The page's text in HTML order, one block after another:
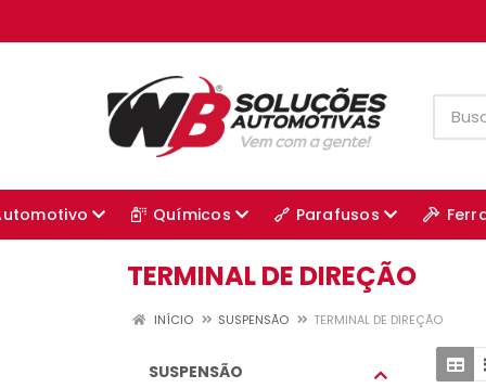
Químicos Parafusos
TERMINAL DE DIREÇÃO
INÍCIO SUSPENSÃO TERMINAL DE DIREÇÃO
SUSPENSÃO